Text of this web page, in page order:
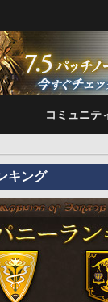
コミュニテ
キング